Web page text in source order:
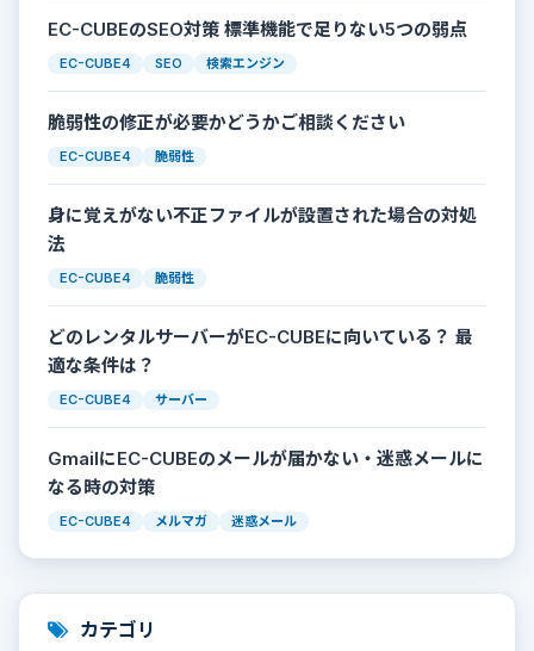
EC-CUBEのSEO対策 標準機能で足りない5つの弱点
EC-CUBE4 SEO 検索エンジン
脆弱性の修正が必要かどうかご相談ください
EC-CUBE4 脆弱性
身に覚えがない不正ファイルが設置された場合の対処
法
EC-CUBE4 脆弱性
どのレンタルサーバーがEC-CUBEに向いている？ 最
適な条件は？
EC-CUBE4 サーバー
GmailにEC-CUBEのメールが届かない・迷惑メールに
なる時の対策
EC-CUBE4 メルマガ 迷惑メール
カテゴリ